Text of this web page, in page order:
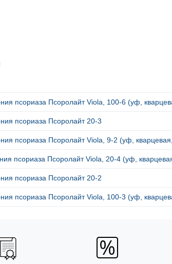
псориаза Псоролайт Viola, 100-6 (уф,
псориаза Псоролайт 20-3
псориаза Псоролайт Viola, 9-2 (уф,
псориаза Псоролайт Viola, 20-4 (уф,
псориаза Псоролайт 20-2
псориаза Псоролайт Viola, 100-3 (уф,